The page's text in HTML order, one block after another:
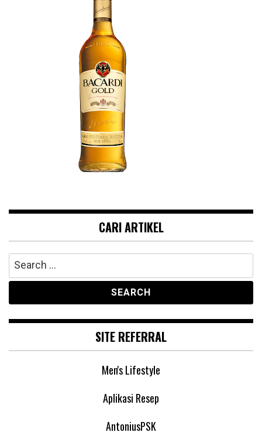
CARI ARTIKEL
Search
for:
SITE REFERRAL
Men's Lifestyle
Aplikasi Resep
AntoniusPSK